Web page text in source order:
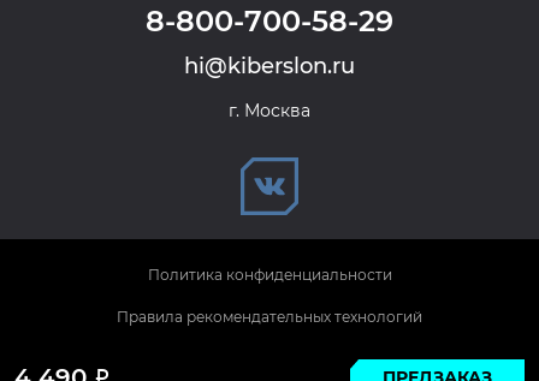
Р
8-800-700-58-29
hi@kiberslon.ru
г. Москва
© 2026 KIBERSLON. Все права защищены.
Политика конфиденциальности
Правила рекомендательных технологий